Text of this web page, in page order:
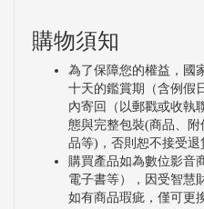
購物須知
為了保障您的權益，國
十天的鑑賞期（含例假
內寄回（以郵戳或收執
態與完整包裝(商品、
品等)，否則恕不接受退
購買產品如為數位影音
電子書等），因受智慧
如有商品瑕疵，僅可更